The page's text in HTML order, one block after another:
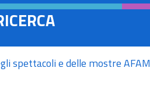
spettacoli e delle mostre AFAM